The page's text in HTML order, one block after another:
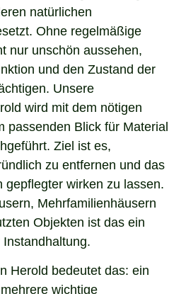
natürlichen
Ohne regelmäßige
nur unschön aussehen,
und den Zustand der
Unsere
wird mit dem nötigen
passenden Blick für Material
Ziel ist es,
zu entfernen und das
wirken zu lassen.
Mehrfamilienhäusern
Objekten ist das ein
Herold bedeutet das: ein
wichtige